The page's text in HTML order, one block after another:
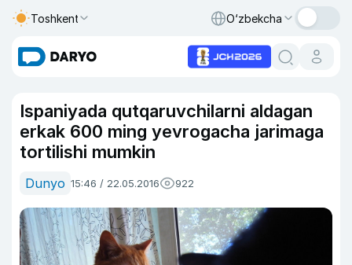
Toshkent O‘zbekcha
Ispaniyada qutqaruvchilarni aldagan
erkak 600 ming yevrogacha jarimaga
tortilishi mumkin
Dunyo 15:46 / 22.05.2016 922